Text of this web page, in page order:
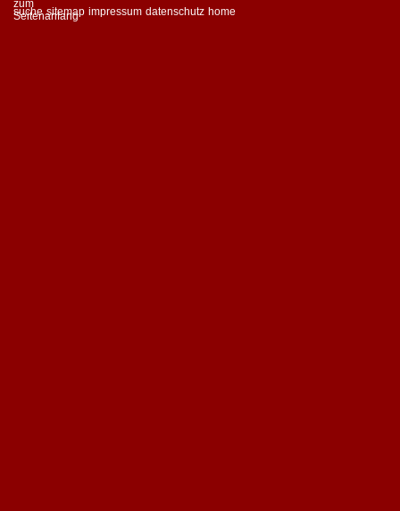
suche sitemap impressum datenschutz home